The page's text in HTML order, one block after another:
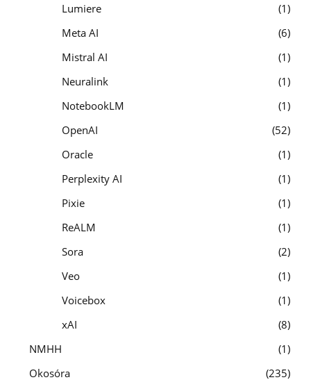
Lumiere
1
Meta AI
6
Mistral AI
1
Neuralink
1
NotebookLM
1
OpenAI
52
Oracle
1
Perplexity AI
1
Pixie
1
ReALM
1
Sora
2
Veo
1
Voicebox
1
xAI
8
NMHH
1
Okosóra
235